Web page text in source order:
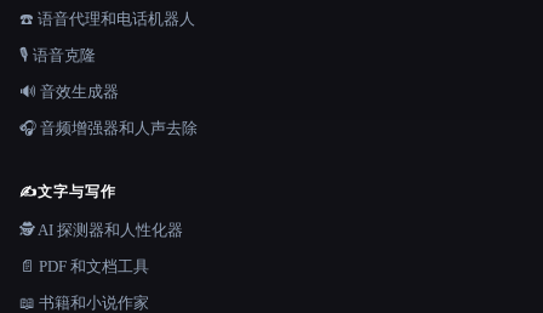
☎️ 语音代理和电话机器人
🎙️ 语音克隆
🔊 音效生成器
🎧 音频增强器和人声去除
✍️文字与写作
🕵️ AI 探测器和人性化器
📄 PDF 和文档工具
📖 书籍和小说作家